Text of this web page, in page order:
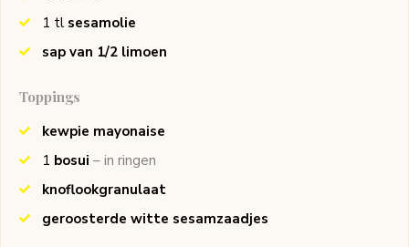
1 tl sesamolie
sap van 1/2 limoen
Toppings
kewpie mayonaise
1 bosui – in ringen
knoflookgranulaat
geroosterde witte sesamzaadjes